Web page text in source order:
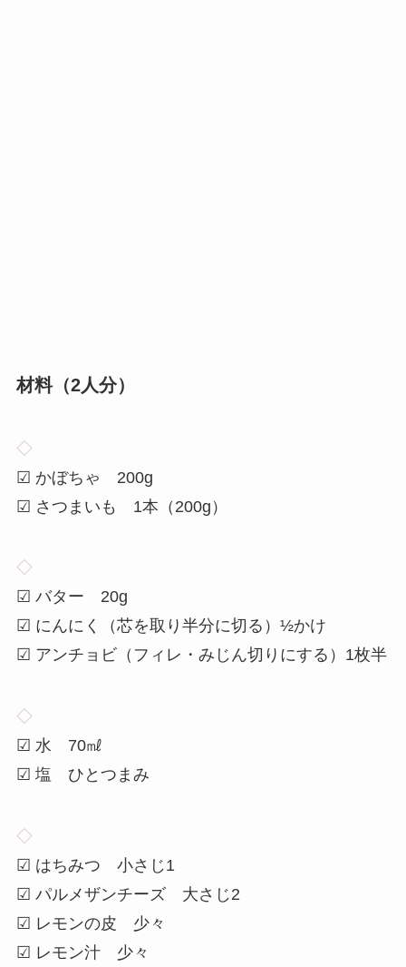
材料（2人分）
◇
☑ かぼちゃ 200g
☑ さつまいも 1本（200g）
◇
☑ バター 20g
☑ にんにく（芯を取り半分に切る）½かけ
☑ アンチョビ（フィレ・みじん切りにする）1枚半
◇
☑ 水 70㎖
☑ 塩 ひとつまみ
◇
☑ はちみつ 小さじ1
☑ パルメザンチーズ 大さじ2
☑ レモンの皮 少々
☑ レモン汁 少々